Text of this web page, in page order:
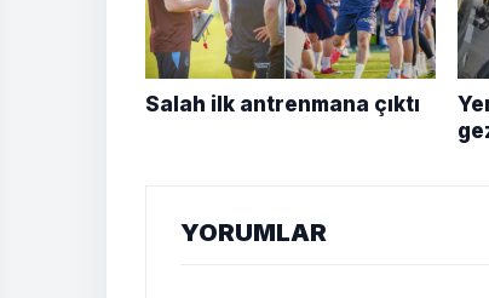
Salah ilk antrenmana çıktı
YORUMLAR